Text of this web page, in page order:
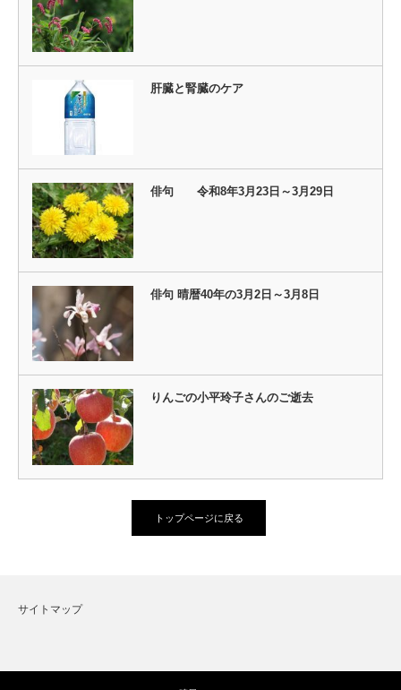
肝臓と腎臓のケア
俳句 令和8年3月23日～3月29日
俳句 晴暦40年の3月2日～3月8日
りんごの小平玲子さんのご逝去
トップページに戻る
サイトマップ